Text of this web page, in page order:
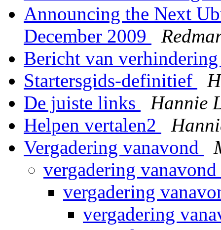
Announcing the Next
December 2009
Bericht van
Startersgids-definitief
De juiste links
Hannie
Helpen vertalen2
Vergadering vanavond
vergadering vanavond
vergadering
vergadering